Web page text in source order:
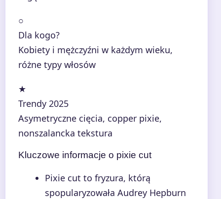
○
Dla kogo?
Kobiety i mężczyźni w każdym wieku,
różne typy włosów
★
Trendy 2025
Asymetryczne cięcia, copper pixie,
nonszalancka tekstura
Kluczowe informacje o pixie cut
Pixie cut to fryzura, którą
spopularyzowała Audrey Hepburn